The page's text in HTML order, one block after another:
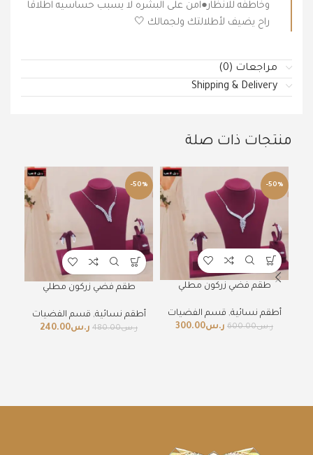
وخاطفه للانظار●امن على البشره لا يسبب حساسيه اطلاقا
راح يضيف لأطلالتك ولجمالك 🤍
مراجعات (0)
Shipping & Delivery
منتجات ذات صلة
-50%
طقم فضي زركون مطلي
أطقم نسائية, قسم الفضيات
ر.س600.00 ر.س300.00
-50%
طقم فضي زركون مطلي
أطقم نسائية, قسم الفضيات
ر.س480.00 ر.س240.00